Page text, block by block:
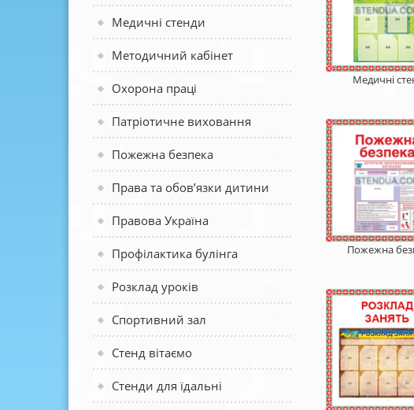
Медичні стенди
Методичний кабінет
Охорона праці
Патріотичне виховання
Пожежна безпека
Права та обов’язки дитини
Правова Україна
Профілактика булінга
Розклад уроків
Спортивний зал
Стенд вітаємо
Стенди для їдальні
Медичні
Пожежна